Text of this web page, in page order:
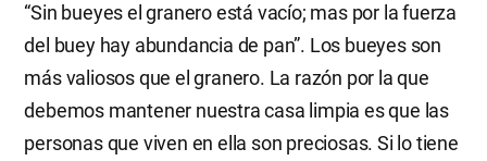
“Sin bueyes el granero está vacío; mas por la fuerza
del buey hay abundancia de pan”. Los bueyes son
más valiosos que el granero. La razón por la que
debemos mantener nuestra casa limpia es que las
personas que viven en ella son preciosas. Si lo tiene